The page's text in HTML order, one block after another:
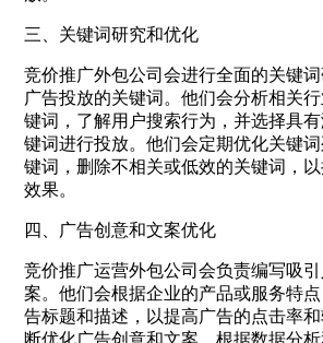
三、关键词研究和优化
竞价推广外包公司会进行全面的关键
广告投放的关键词。他们会分析相关
键词，了解用户搜索行为，并选择具
键词进行投放。他们会定期优化关键
键词，删除不相关或低效的关键词，
效果。
四、广告创意和文案优化
竞价推广运营外包公司会负责编写吸
案。他们会根据企业的产品或服务特
告标题和描述，以提高广告的点击率
断优化广告创意和文案，根据数据分